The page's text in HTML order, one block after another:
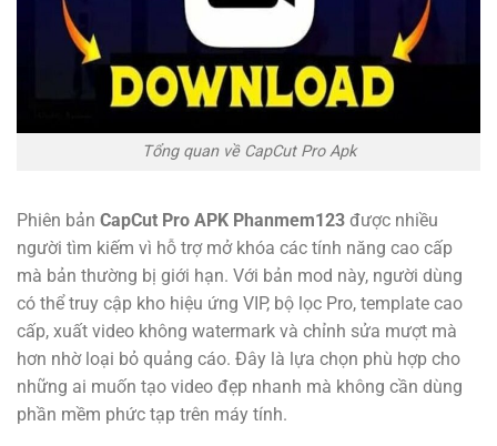
Tổng quan về CapCut Pro Apk
Phiên bản CapCut Pro APK Phanmem123 được nhiều
người tìm kiếm vì hỗ trợ mở khóa các tính năng cao cấp
mà bản thường bị giới hạn. Với bản mod này, người dùng
có thể truy cập kho hiệu ứng VIP, bộ lọc Pro, template cao
cấp, xuất video không watermark và chỉnh sửa mượt mà
hơn nhờ loại bỏ quảng cáo. Đây là lựa chọn phù hợp cho
những ai muốn tạo video đẹp nhanh mà không cần dùng
phần mềm phức tạp trên máy tính.